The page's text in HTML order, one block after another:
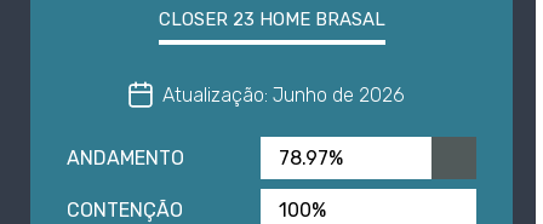
CLOSER 23 HOME BRASAL
Atualização: Junho de 2026
ANDAMENTO 78.97%
CONTENÇÃO 100%